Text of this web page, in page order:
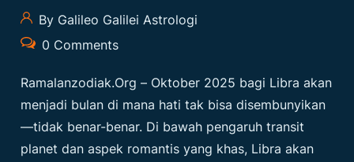
By Galileo Galilei Astrologi
0 Comments
Ramalanzodiak.org – Oktober 2025 bagi Libra akan
menjadi bulan di mana hati tak bisa disembunyikan
—tidak benar-benar. Di bawah pengaruh transit
planet dan aspek romantis yang khas, Libra akan